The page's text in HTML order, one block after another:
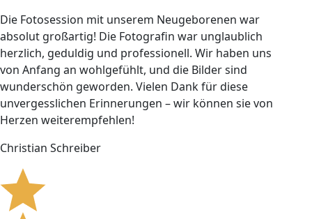
Die Fotosession mit unserem Neugeborenen war
absolut großartig! Die Fotografin war unglaublich
herzlich, geduldig und professionell. Wir haben uns
von Anfang an wohlgefühlt, und die Bilder sind
wunderschön geworden. Vielen Dank für diese
unvergesslichen Erinnerungen – wir können sie von
Herzen weiterempfehlen!
Christian Schreiber